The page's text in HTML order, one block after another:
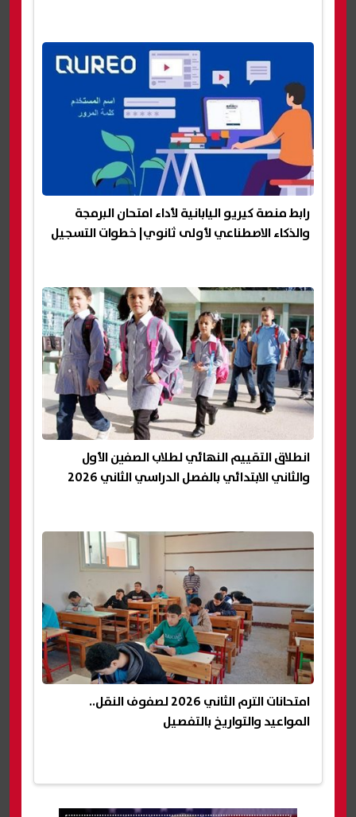
رابط منصة كيريو اليابانية لأداء امتحان البرمجة
والذكاء الاصطناعي لأولى ثانوي| خطوات التسجيل
انطلاق التقييم النهائي لطلاب الصفين الأول
والثاني الابتدائي بالفصل الدراسي الثاني 2026
امتحانات الترم الثاني 2026 لصفوف النقل..
المواعيد والتواريخ بالتفصيل